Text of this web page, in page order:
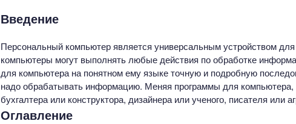
Введение
Персональный компьютер является универсальным устройством
компьютеры могут выполнять любые действия по обработке
для компьютера на понятном ему языке точную и подробную
надо обрабатывать информацию. Меняя программы для компьютера,
бухгалтера или конструктора, дизайнера или ученого, писателя или
Оглавление